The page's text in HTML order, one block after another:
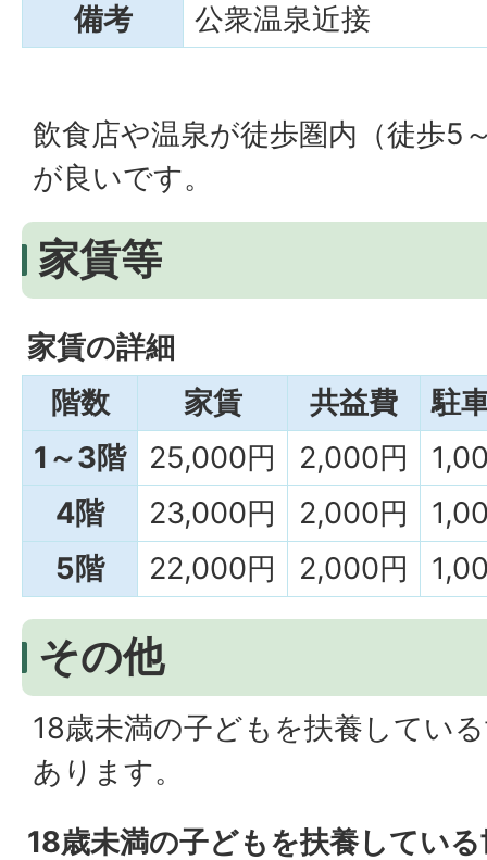
備考
公衆温泉近接
飲食店や温泉が徒歩圏内（徒歩5
が良いです。
家賃等
家賃の詳細
階数
家賃 共益費
駐
1～3階
25,000円 2,000円
4階
23,000円 2,000円
5階
22,000円 2,000円
その他
18歳未満の子どもを扶養してい
あります。
18歳未満の子どもを扶養してい